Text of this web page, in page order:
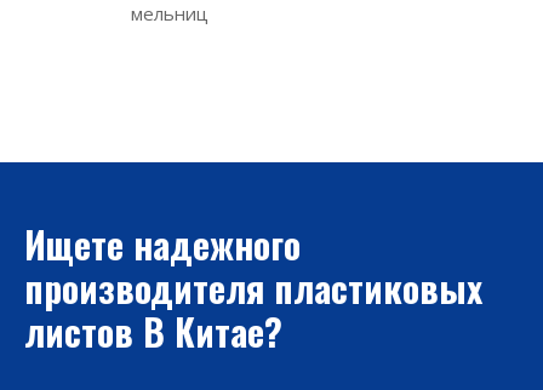
мельниц
Ищете надежного
производителя пластиковых
листов В Китае?